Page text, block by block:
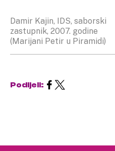
Damir Kajin, IDS, saborski
zastupnik, 2007. godine
(Marijani Petir u Piramidi)
Podijeli: